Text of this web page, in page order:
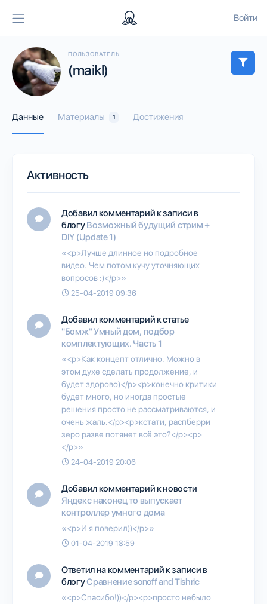
Войти
ПОЛЬЗОВАТЕЛЬ
(maikl)
Данные Материалы 1 Достижения
Активность
Добавил комментарий к записи в
блогуВозможный будущий стрим +
DIY (Update 1)
«<p>Лучше длинное но подробное
видео. Чем потом кучу уточняющих
вопросов :)</p>»
25-04-2019 09:36
Добавил комментарий к статье
"Бомж" Умный дом, подбор
комплектующих. Часть 1
«<p>Как концепт отлично. Можно в
этом духе сделать продолжение, и
будет здорово)</p><p>конечно критики
будет много, но иногда простые
решения просто не рассматриваются, и
очень жаль.</p><p>кстати, распберри
зеро разве потянет всё это?</p><p>
</p>»
24-04-2019 20:06
Добавил комментарий к новости
Яндекс наконец то выпускает
контроллер умного дома
«<p>И я поверил))</p>»
01-04-2019 18:59
Ответил на комментарий к записи в
блогуСравнение sonoff and Tishric
«<p>Спасибо!))</p><p>просто небыло